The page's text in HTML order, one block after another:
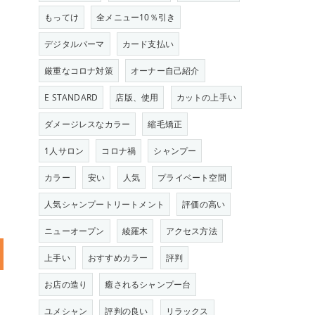
もってけ 全メニュー10％引き
デジタルパーマ カード支払い
厳重なコロナ対策 オーナー自己紹介
E STANDARD 店版、使用 カットの上手い
ダメージレスなカラー 縮毛矯正
1人サロン コロナ禍 シャンプー
カラー 安い 人気 プライベート空間
人気シャンプートリートメント 評価の高い
ニューオープン 綾羅木 アクセス方法
上手い おすすめカラー 評判
お店の造り 癒されるシャンプー台
ユメシャン 評判の良い リラックス